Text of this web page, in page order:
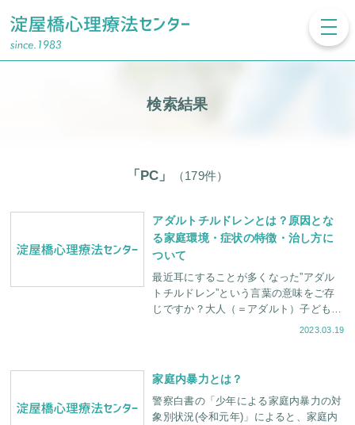
検索結果
「PC」 （179件）
アダルトチルドレンとは？原因とな
る家庭環境・症状の特徴・治し方に
ついて
最近耳にすることが多くなった”アダル
トチルドレン”という言葉の意味をご存
じですか？大人（＝アダルト）子ども
（＝チルドレン）という言葉の響きから
2023.03.19
家庭内暴力とは？
警察白書の「少年による家庭内暴力の対
象別状況(令和元年)」によると、家庭内